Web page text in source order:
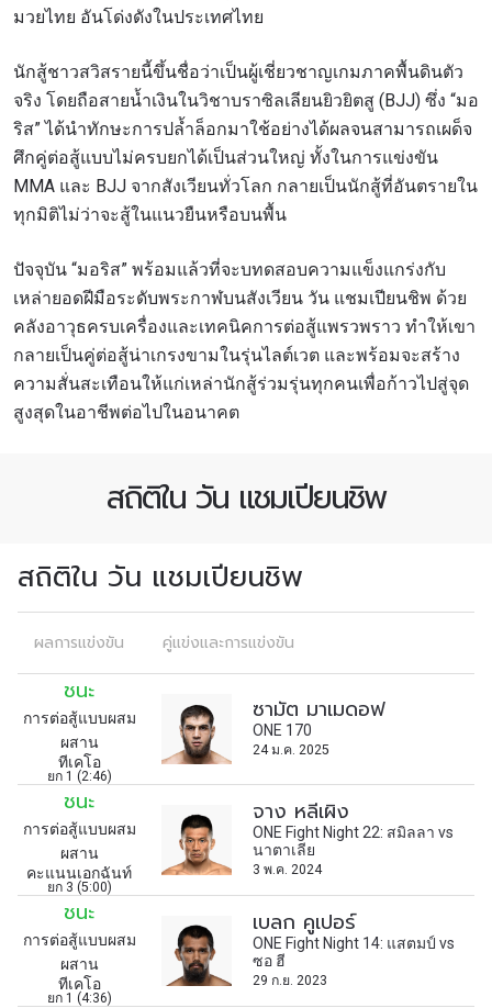
มวยไทย อันโด่งดังในประเทศไทย
นักสู้ชาวสวิสรายนี้ขึ้นชื่อว่าเป็นผู้เชี่ยวชาญเกมภาคพื้นดินตัว
จริง โดยถือสายน้ำเงินในวิชาบราซิลเลียนยิวยิตสู (BJJ) ซึ่ง “มอ
ริส” ได้นำทักษะการปล้ำล็อกมาใช้อย่างได้ผลจนสามารถเผด็จ
ศึกคู่ต่อสู้แบบไม่ครบยกได้เป็นส่วนใหญ่ ทั้งในการแข่งขัน
MMA และ BJJ จากสังเวียนทั่วโลก กลายเป็นนักสู้ที่อันตรายใน
ทุกมิติไม่ว่าจะสู้ในแนวยืนหรือบนพื้น
ปัจจุบัน “มอริส” พร้อมแล้วที่จะบทดสอบความแข็งแกร่งกับ
เหล่ายอดฝีมือระดับพระกาฬบนสังเวียน วัน แชมเปียนชิพ ด้วย
คลังอาวุธครบเครื่องและเทคนิคการต่อสู้แพรวพราว ทำให้เขา
กลายเป็นคู่ต่อสู้น่าเกรงขามในรุ่นไลต์เวต และพร้อมจะสร้าง
ความสั่นสะเทือนให้แก่เหล่านักสู้ร่วมรุ่นทุกคนเพื่อก้าวไปสู่จุด
สูงสุดในอาชีพต่อไปในอนาคต
สถิติใน วัน แชมเปียนชิพ
สถิติใน วัน แชมเปียนชิพ
ผลการแข่งขัน คู่แข่งและการแข่งขัน
ชนะ
การต่อสู้แบบผสม
ผสาน
ทีเคโอ
ยก 1 (2:46)
ซามัต มาเมดอฟ
ONE 170
24 ม.ค. 2025
ชนะ
การต่อสู้แบบผสม
ผสาน
คะแนนเอกฉันท์
ยก 3 (5:00)
จาง หลีเผิง
ONE Fight Night 22: สมิลลา vs
นาตาเลีย
3 พ.ค. 2024
ชนะ
การต่อสู้แบบผสม
ผสาน
ทีเคโอ
ยก 1 (4:36)
เบลก คูเปอร์
ONE Fight Night 14: แสตมป์ vs
ซอ ฮี
29 ก.ย. 2023
คู่แข่ง
ดูไฮไลต์การแข่งขัน
สมัครเพื่อไม่พลาดข่าวเด็ด
เพื่อรับข้อมูลอัปเดตล่าสุดก่อนใคร รวมทั้งข้อเสนอ
และสิทธิพิเศษในการเลือกที่นั่งที่ดีที่สุดในสนาม
สมัคร
การส่งแบบฟอร์มนี้ถือว่าท่านให้ความยินยอมให้เรา
รวบรวม ใช้งาน และเปิดเผยข้อมูลของท่านภายใต้
นโยบายความเป็นส่วนตัวของเรา ท่านสามารถ
ยกเลิกการสมัครรับข่าวสารได้ตลอดเวลา